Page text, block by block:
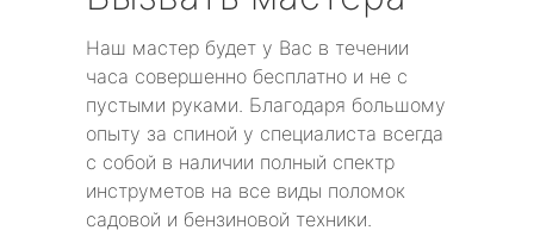
Наш мастер будет у Вас в течении
часа совершенно бесплатно и не с
пустыми руками. Благодаря большому
опыту за спиной у специалиста всегда
с собой в наличии полный спектр
инструметов на все виды поломок
садовой и бензиновой техники.